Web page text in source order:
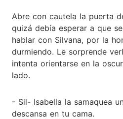
Abre con cautela la puerta
quizá debía esperar a que
hablar con Silvana, por la
durmiendo. Le sorprende
intenta orientarse en la
lado.
- Sil- Isabella la samaquea
descansa en tu cama.